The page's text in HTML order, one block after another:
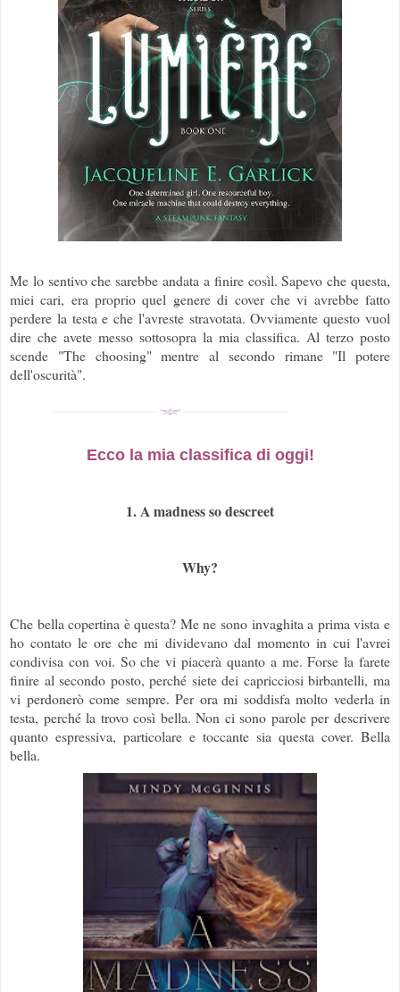
Me lo sentivo che sarebbe andata a finire cosìl. Sapevo che questa,
miei cari, era proprio quel genere di cover che vi avrebbe fatto
perdere la testa e che l'avreste stravotata. Ovviamente questo vuol
dire che avete messo sottosopra la mia classifica. Al terzo posto
scende "The choosing" mentre al secondo rimane "Il potere
dell'oscurità".
Ecco la mia classifica di oggi!
1. A madness so descreet
Why?
Che bella copertina è questa? Me ne sono invaghita a prima vista e
ho contato le ore che mi dividevano dal momento in cui l'avrei
condivisa con voi. So che vi piacerà quanto a me. Forse la farete
finire al secondo posto, perché siete dei capricciosi birbantelli, ma
vi perdonerò come sempre. Per ora mi soddisfa molto vederla in
testa, perché la trovo così bella. Non ci sono parole per descrivere
quanto espressiva, particolare e toccante sia questa cover. Bella
bella.